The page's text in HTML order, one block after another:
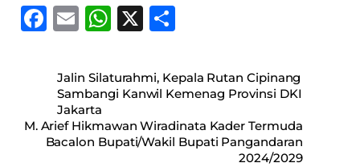
F
c
e
b
o
E
ai
l
W
at
s
A
p
X
ar
e
Jalin Silaturahmi, Kepala Rutan Cipinang
Sambangi Kanwil Kemenag Provinsi DKI
Jakarta
M. Arief Hikmawan Wiradinata Kader Termuda
Bacalon Bupati/Wakil Bupati Pangandaran
2024/2029